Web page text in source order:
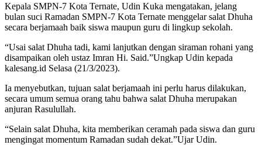
Kepala SMPN-7 Kota Ternate, Udin Kuka mengatakan, jelang
bulan suci Ramadan SMPN-7 Kota Ternate menggelar salat Dhuha
secara berjamaah baik siswa maupun guru di lingkup sekolah.
“Usai salat Dhuha tadi, kami lanjutkan dengan siraman rohani yang
disampaikan oleh ustaz Imran Hi. Said.”Ungkap Udin kepada
kalesang.id Selasa (21/3/2023).
Ia menyebutkan, tujuan salat berjamaah ini perlu harus dilakukan,
secara umum semua orang tahu bahwa salat Dhuha merupakan
anjuran Rasulullah.
“Selain salat Dhuha, kita memberikan ceramah pada siswa dan guru
mengingat momentum Ramadan sudah dekat.”Ujar Udin.